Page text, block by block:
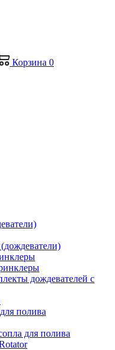
Корзина 0
дождевателей с
полива
для полива